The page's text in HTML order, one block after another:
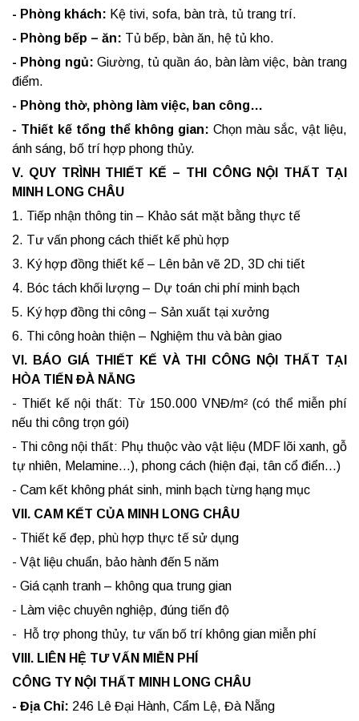
- Phòng khách: Kệ tivi, sofa, bàn trà, tủ trang trí.
- Phòng bếp – ăn: Tủ bếp, bàn ăn, hệ tủ kho.
- Phòng ngủ: Giường, tủ quần áo, bàn làm việc, bàn trang
điểm.
- Phòng thờ, phòng làm việc, ban công…
- Thiết kế tổng thể không gian: Chọn màu sắc, vật liệu,
ánh sáng, bố trí hợp phong thủy.
V. QUY TRÌNH THIẾT KẾ – THI CÔNG NỘI THẤT TẠI
MINH LONG CHÂU
1. Tiếp nhận thông tin – Khảo sát mặt bằng thực tế
2. Tư vấn phong cách thiết kế phù hợp
3. Ký hợp đồng thiết kế – Lên bản vẽ 2D, 3D chi tiết
4. Bóc tách khối lượng – Dự toán chi phí minh bạch
5. Ký hợp đồng thi công – Sản xuất tại xưởng
6. Thi công hoàn thiện – Nghiệm thu và bàn giao
VI. BÁO GIÁ THIẾT KẾ VÀ THI CÔNG NỘI THẤT TẠI
HÒA TIẾN ĐÀ NẴNG
- Thiết kế nội thất: Từ 150.000 VNĐ/m² (có thể miễn phí
nếu thi công trọn gói)
- Thi công nội thất: Phụ thuộc vào vật liệu (MDF lõi xanh, gỗ
tự nhiên, Melamine...), phong cách (hiện đại, tân cổ điển...)
- Cam kết không phát sinh, minh bạch từng hạng mục
VII. CAM KẾT CỦA MINH LONG CHÂU
- Thiết kế đẹp, phù hợp thực tế sử dụng
- Vật liệu chuẩn, bảo hành đến 5 năm
- Giá cạnh tranh – không qua trung gian
- Làm việc chuyên nghiệp, đúng tiến độ
- Hỗ trợ phong thủy, tư vấn bố trí không gian miễn phí
VIII. LIÊN HỆ TƯ VẤN MIỄN PHÍ
CÔNG TY NỘI THẤT MINH LONG CHÂU
- Địa Chỉ: 246 Lê Đại Hành, Cẩm Lệ, Đà Nẵng